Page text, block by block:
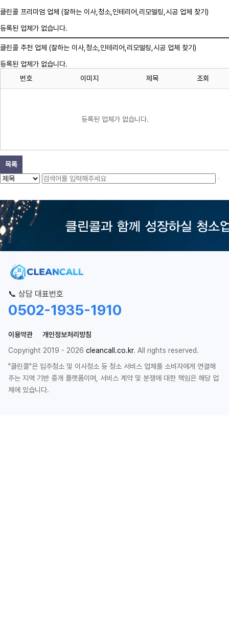
클린콜 프리미엄 업체 (잘하는 이사, 청소 ,인테리어,리모델링,시공 업체 찾기)
등록된 업체가 없습니다.
클린콜 추천 업체 (잘하는 이사, 청소 ,인테리어,리모델링,시공 업체 찾기)
등록된 업체가 없습니다.
번호
이미지 제목 조회
등록된 업체가 없습니다.
목록
📞 상담 대표번호
0502-1935-1910
이용약관
개인정보처리방침
Copyright 2019 - 2026 cleancall.co.kr. All rights reserved.
"클린콜"은 입주청소 및 이사청소 등 청소 서비스 업체를 소비자에게 연결해
주는 지역 기반 중개 플랫폼이며, 서비스 계약 및 분쟁에 대한 책임은 해당 업
체에 있습니다.